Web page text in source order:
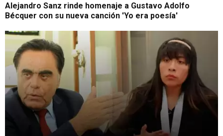
Alejandro Sanz rinde homenaje a Gustavo Adolfo
Bécquer con su nueva canción 'Yo era poesía'